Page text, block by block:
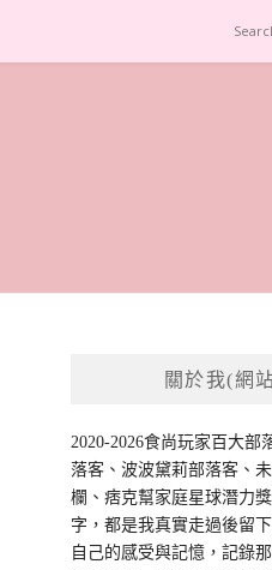
關於我(網
2020-2026食尚玩家百大部
落客、波波黛莉部落客、
欄、痞克幫家庭星球潛力
字，都是我真實走過後留
自己的感受與記憶，記錄